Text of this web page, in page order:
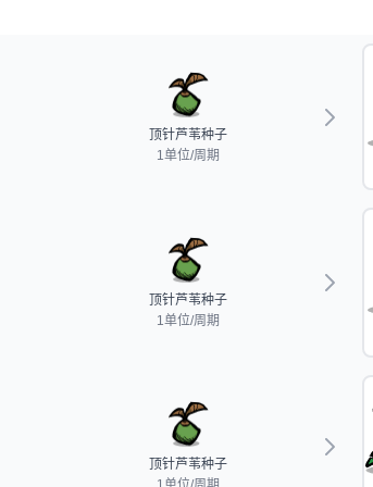
顶针芦苇种子
1单位/周期
顶针芦苇种子
1单位/周期
顶针芦苇种子